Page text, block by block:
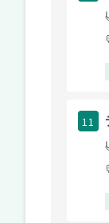
11